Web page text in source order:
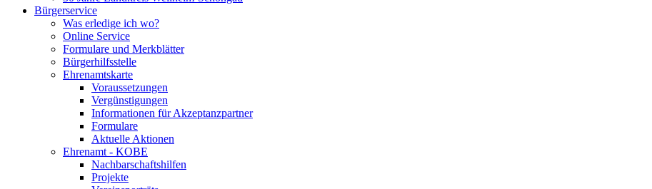
Bürgerservice
Was erledige ich wo?
Online Service
Formulare und Merkblätter
Bürgerhilfsstelle
Ehrenamtskarte
Voraussetzungen
Vergünstigungen
Informationen für Akzeptanzpartner
Formulare
Aktuelle Aktionen
Ehrenamt - KOBE
Nachbarschaftshilfen
Projekte